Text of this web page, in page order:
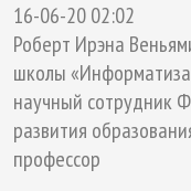
16-06-20 02:02
Роберт Ирэна
школы
научный сотрудник
развития
профессор